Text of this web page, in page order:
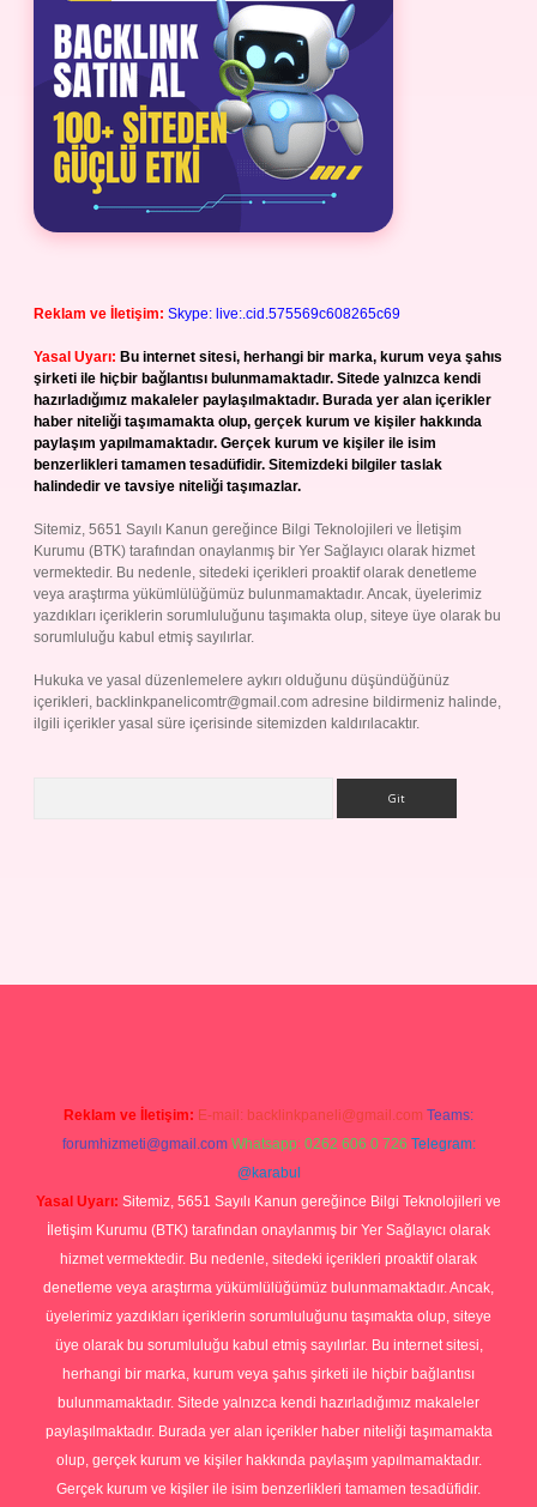
Reklam ve İletişim: Skype: live:.cid.575569c608265c69
Yasal Uyarı: Bu internet sitesi, herhangi bir marka, kurum veya şahıs
şirketi ile hiçbir bağlantısı bulunmamaktadır. Sitede yalnızca kendi
hazırladığımız makaleler paylaşılmaktadır. Burada yer alan içerikler
haber niteliği taşımamakta olup, gerçek kurum ve kişiler hakkında
paylaşım yapılmamaktadır. Gerçek kurum ve kişiler ile isim
benzerlikleri tamamen tesadüfidir. Sitemizdeki bilgiler taslak
halindedir ve tavsiye niteliği taşımazlar.
Sitemiz, 5651 Sayılı Kanun gereğince Bilgi Teknolojileri ve İletişim
Kurumu (BTK) tarafından onaylanmış bir Yer Sağlayıcı olarak hizmet
vermektedir. Bu nedenle, sitedeki içerikleri proaktif olarak denetleme
veya araştırma yükümlülüğümüz bulunmamaktadır. Ancak, üyelerimiz
yazdıkları içeriklerin sorumluluğunu taşımakta olup, siteye üye olarak bu
sorumluluğu kabul etmiş sayılırlar.
Hukuka ve yasal düzenlemelere aykırı olduğunu düşündüğünüz
içerikleri, backlinkpanelicomtr@gmail.com adresine bildirmeniz halinde,
ilgili içerikler yasal süre içerisinde sitemizden kaldırılacaktır.
Reklam ve İletişim: E-mail: backlinkpaneli@gmail.com Teams:
forumhizmeti@gmail.com Whatsapp: 0262 606 0 726 Telegram:
@karabul
Yasal Uyarı: Sitemiz, 5651 Sayılı Kanun gereğince Bilgi Teknolojileri ve
İletişim Kurumu (BTK) tarafından onaylanmış bir Yer Sağlayıcı olarak
hizmet vermektedir. Bu nedenle, sitedeki içerikleri proaktif olarak
denetleme veya araştırma yükümlülüğümüz bulunmamaktadır. Ancak,
üyelerimiz yazdıkları içeriklerin sorumluluğunu taşımakta olup, siteye
üye olarak bu sorumluluğu kabul etmiş sayılırlar. Bu internet sitesi,
herhangi bir marka, kurum veya şahıs şirketi ile hiçbir bağlantısı
bulunmamaktadır. Sitede yalnızca kendi hazırladığımız makaleler
paylaşılmaktadır. Burada yer alan içerikler haber niteliği taşımamakta
olup, gerçek kurum ve kişiler hakkında paylaşım yapılmamaktadır.
Gerçek kurum ve kişiler ile isim benzerlikleri tamamen tesadüfidir.